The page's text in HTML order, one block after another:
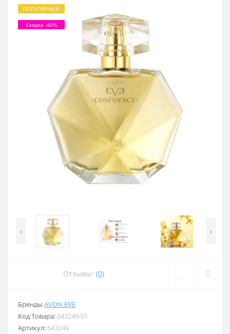
ПОПУЛЯРНЫЙ
Скидка -40%
‹ ›
Отзывы: (0)
Бренды AVON EVE
Код Товара: 643249-01
Артикул: 643249